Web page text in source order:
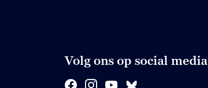
Volg ons op social media